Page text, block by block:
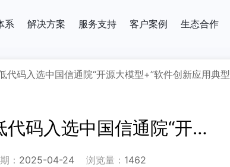
系 解决方案 服务支持 客户案例 生态合作
代码入选中国信通院“开源大模型+”软件创新应用典型
广东省唯一！七巧低代码入选中国信通院“开源大模型+”软件创新应用典型案例 首批/权威认证
： 2025-04-24 浏览量： 1462